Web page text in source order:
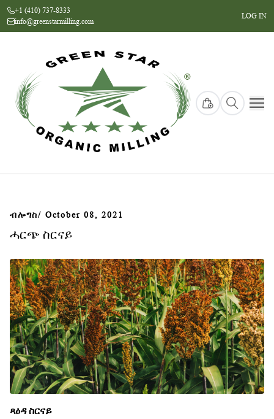
+1 (410) 737-8333
info@greenstarmilling.com
LOG IN
ብሎግስ/ October 08, 2021
ሓርጭ ስርናይ
ጻዕዳ ስርናይ